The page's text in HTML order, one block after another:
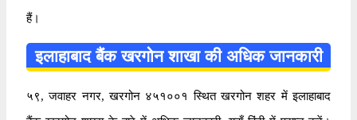
हैं।
इलाहाबाद बैंक खरगोन शाखा की अधिक जानकारी
५९, जवाहर नगर, खरगोन ४५१००१ स्थित खरगोन शहर में इलाहाबाद